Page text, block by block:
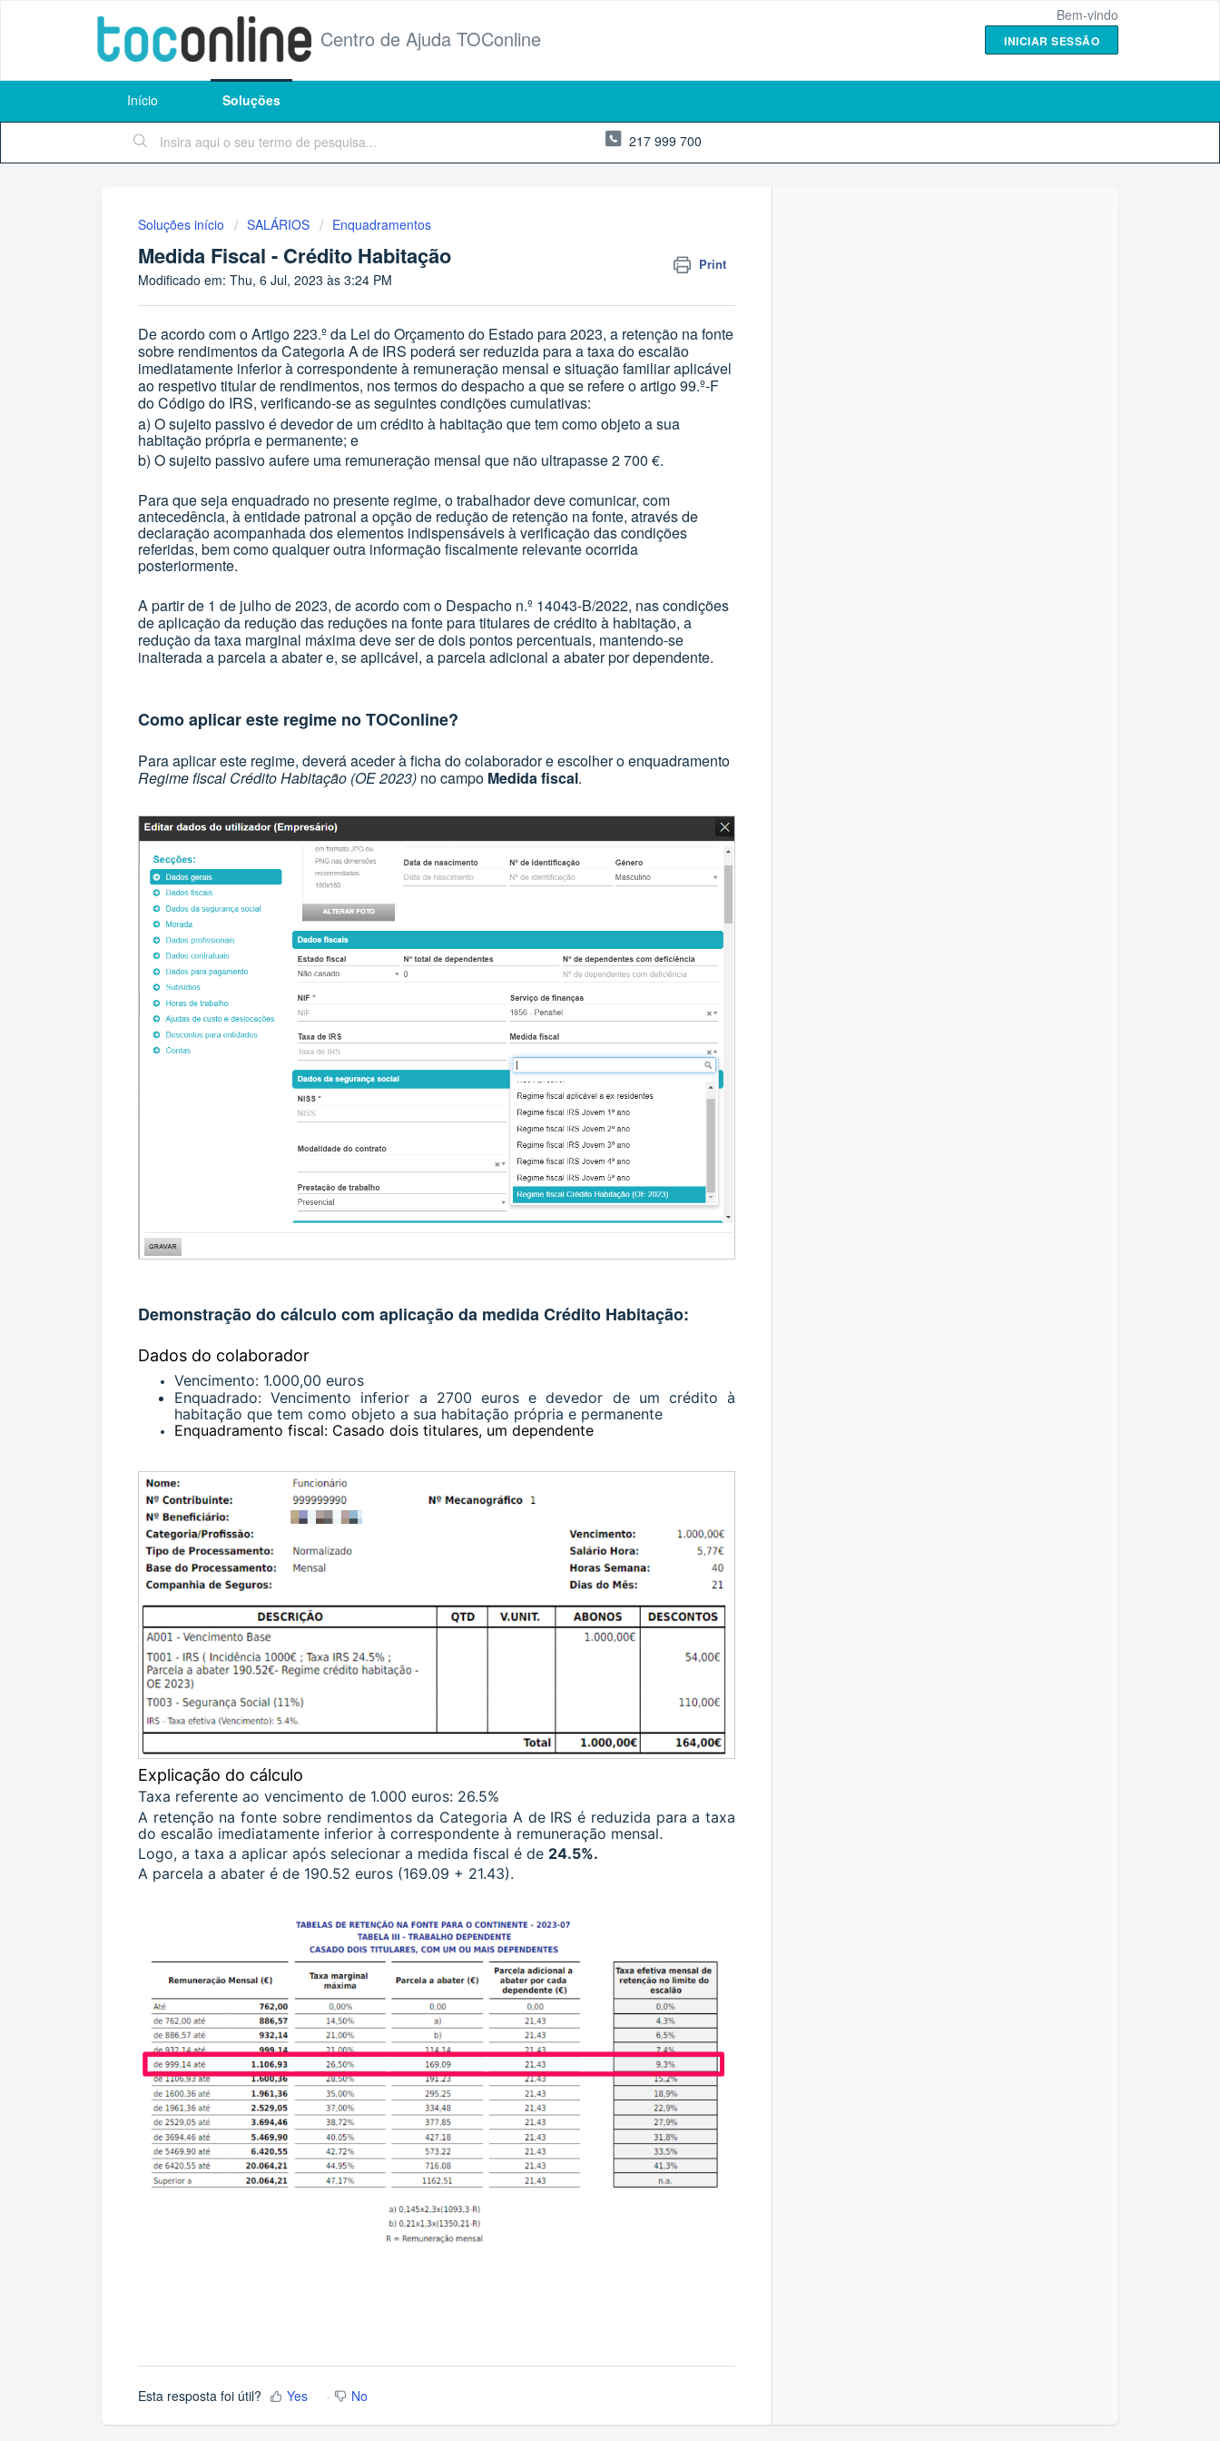
Centro de Ajuda TOConline
Bem-vindo
INICIAR SESSÃO
Início Soluções
217 999 700
Soluções início SALÁRIOS Enquadramentos
Medida Fiscal - Crédito Habitação Print
Modificado em: Thu, 6 Jul, 2023 às 3:24 PM
De acordo com oArtigo 223.º da Lei do Orçamento do Estado para 2023, a retenção na fonte
sobre rendimentos da Categoria A de IRS poderá ser reduzida para a taxa do escalão
imediatamente inferior à correspondente à remuneração mensal e situação familiar aplicável
ao respetivo titular de rendimentos, nos termos do despacho a que se refere o artigo 99.º-F
do Código do IRS, verificando-se as seguintes condições cumulativas:
a) O sujeito passivo é devedor de um crédito à habitação que tem como objeto a sua
habitação própria e permanente; e
b) O sujeito passivo aufere uma remuneração mensal que não ultrapasse 2 700 €.
Para que seja enquadrado no presente regime, o trabalhador deve comunicar, com
antecedência, à entidade patronal a opção de redução de retenção na fonte, através de
declaração acompanhada dos elementos indispensáveis à verificação das condições
referidas, bem como qualquer outra informação fiscalmente relevante ocorrida
posteriormente.
A partir de 1 de julho de 2023, de acordo com o Despacho n.º 14043-B/2022, nas condições
de aplicação da redução das reduções na fonte para titulares de crédito à habitação, a
redução da taxa marginal máxima deve ser de dois pontos percentuais, mantendo-se
inalterada a parcela a abater e, se aplicável, a parcela adicional a abater por dependente.
Como aplicar este regime no TOConline?
Para aplicar este regime, deverá aceder à ficha do colaborador e escolher o enquadramento
Regime fiscal Crédito Habitação (OE 2023) no campo Medidafiscal.
Demonstração do cálculo com aplicação da medida Crédito Habitação:
Dados do colaborador
Vencimento: 1.000,00 euros
Enquadrado:Vencimento inferior a 2700 euros e devedor de um crédito à
habitação que tem como objeto a sua habitação própria e permanente
Enquadramento fiscal: Casado dois titulares, um dependente
Explicação do cálculo
Taxa referente ao vencimento de 1.000 euros: 26.5%
A retenção na fonte sobre rendimentos da Categoria A de IRS é reduzida para a taxa
do escalão imediatamente inferior à correspondente à remuneração mensal.
Logo, a taxa a aplicar após selecionar a medida fiscal é de 24.5%.
A parcela a abater é de 190.52 euros (169.09 + 21.43).
Esta resposta foi útil? Yes No